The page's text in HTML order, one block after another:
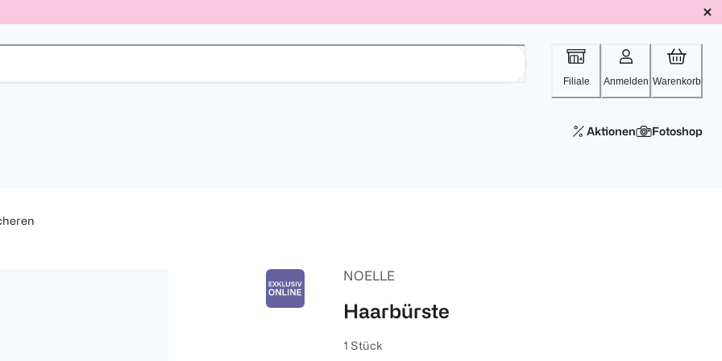
Filiale Anmelden Warenkorb
Aktionen Fotoshop
NOELLE
Haarbürste
1 Stück